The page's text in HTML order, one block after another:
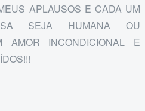
APLAUSOS E CADA UM
SEJA HUMANA OU
AMOR INCONDICIONAL E